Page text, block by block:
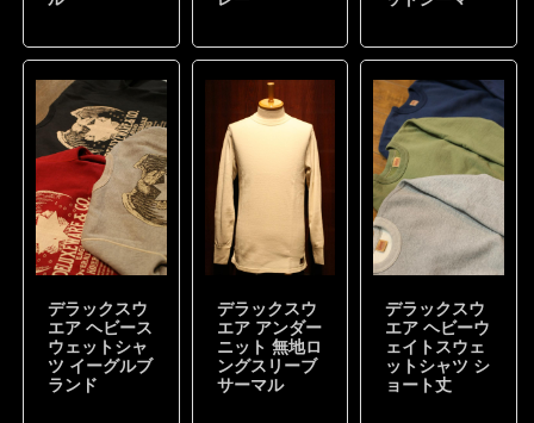
デラックスウ
エア ヘビース
ウェットシャ
ツ イーグルブ
ランド
デラックスウ
エア アンダー
ニット 無地ロ
ングスリーブ
サーマル
デラックスウ
エア ヘビーウ
ェイトスウェ
ットシャツ シ
ョート丈